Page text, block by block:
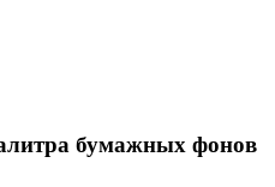
бумажных фонов